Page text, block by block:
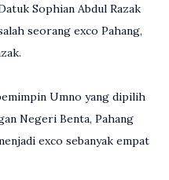
Sophian Abdul Razak
seorang exco Pahang,
Umno yang dipilih
Negeri Benta, Pahang
exco sebanyak empat